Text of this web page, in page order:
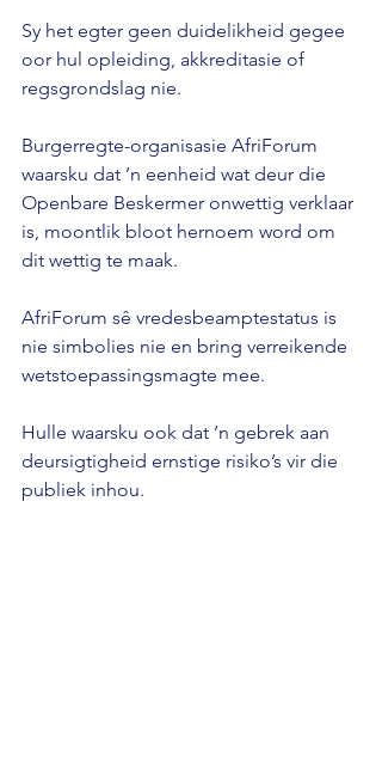
Sy het egter geen duidelikheid gegee
oor hul opleiding, akkreditasie of
regsgrondslag nie.
Burgerregte-organisasie AfriForum
waarsku dat ’n eenheid wat deur die
Openbare Beskermer onwettig verklaar
is, moontlik bloot hernoem word om
dit wettig te maak.
AfriForum sê vredesbeamptestatus is
nie simbolies nie en bring verreikende
wetstoepassingsmagte mee.
Hulle waarsku ook dat ’n gebrek aan
deursigtigheid ernstige risiko’s vir die
publiek inhou.